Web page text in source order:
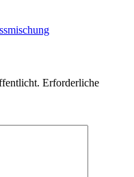
Erforderliche